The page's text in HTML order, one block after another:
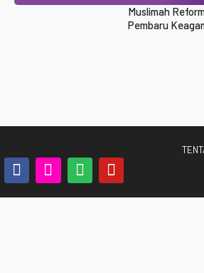
Muslimah
Pembaru